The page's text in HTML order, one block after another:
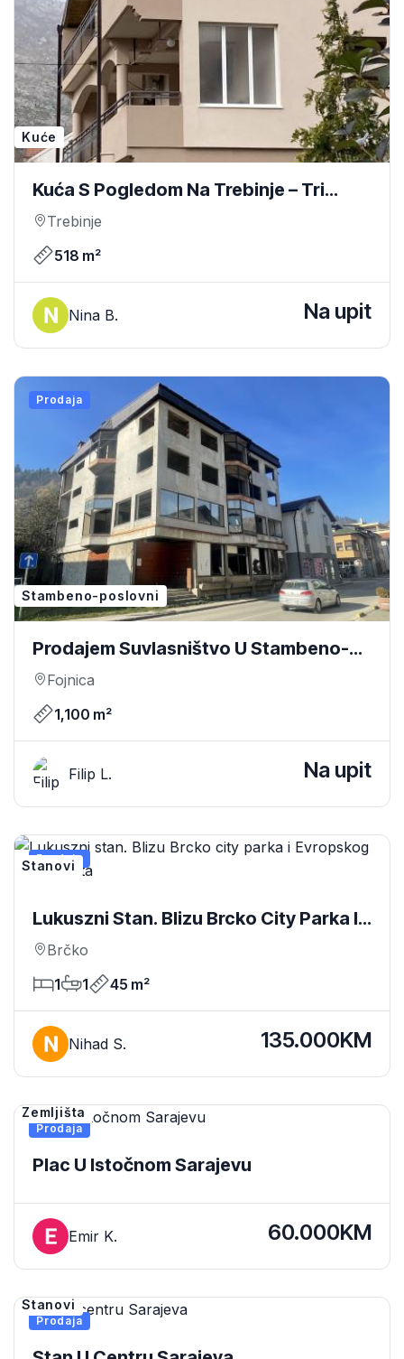
Kuće
Kuća S Pogledom Na Trebinje – Tri
Stana, Garaža I Dvorište
Trebinje
518 m²
Nina B. Na upit
Prodaja
Stambeno-poslovni
Prodajem Suvlasništvo U Stambeno-
Poslovnoj Zgradi U Centru Fojnice
Fojnica
1,100 m²
Filip L. Na upit
Prodaja
Stanovi
Lukuszni Stan. Blizu Brcko City Parka I
Evropskog Universiteta
Brčko
1
1 45 m²
Nihad S. 135.000KM
Prodaja
Zemljišta
Plac U Istočnom Sarajevu
Emir K. 60.000KM
Prodaja
Stanovi